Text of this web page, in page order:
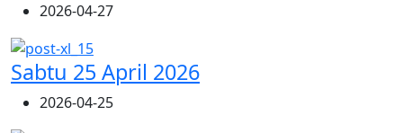
2026-04-27
Sabtu 25 April 2026
2026-04-25